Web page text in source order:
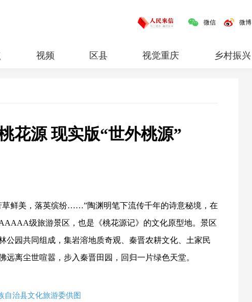
微信 微博
视频 区县 视觉重庆 乡村振兴
花源 现实版“世外桃源”
鲜美，落英缤纷……”陶渊明笔下流传千年的诗意秘境，在
级旅游景区，也是《桃花源记》的文化原型地。景区
公园共同组成，集岩溶地质奇观、秦晋农耕文化、土家民
离尘世喧嚣，步入秦晋田园，回归一片绿色天堂。
治县文化旅游委供图